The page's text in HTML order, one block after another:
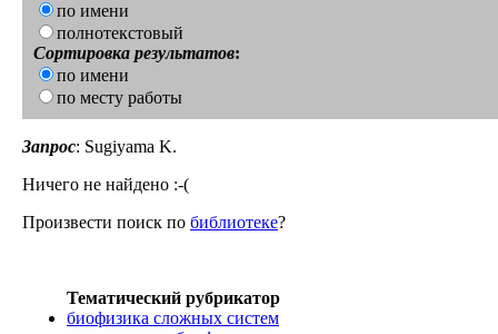
по имени
полнотекстовый
Сортировка результатов:
по имени
по месту работы
Запрос: Sugiyama K.
Ничего не найдено :-(
Произвести поиск по библиотеке?
Тематический рубрикатор
биофизика сложных систем